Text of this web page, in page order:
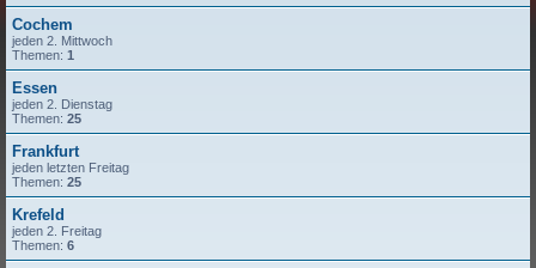
Cochem
jeden 2. Mittwoch
Themen: 1
Essen
jeden 2. Dienstag
Themen: 25
Frankfurt
jeden letzten Freitag
Themen: 25
Krefeld
jeden 2. Freitag
Themen: 6